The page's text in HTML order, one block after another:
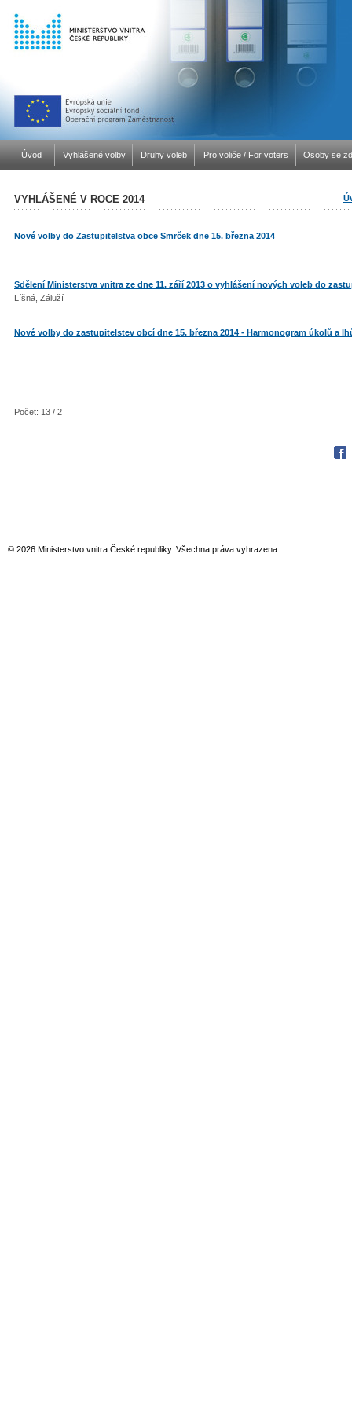
Úvod Vyhlášené volby Druhy voleb Pro voliče / For voters Osoby se
VYHLÁŠENÉ V ROCE 2014
Nové volby do Zastupitelstva obce Smrček dne 15. března 2014
Sdělení Ministerstva vnitra ze dne 11. září 2013 o vyhlášení nových voleb do
Líšná, Záluží
Nové volby do zastupitelstev obcí dne 15. března 2014 - Harmonogram úkolů a
Počet: 13 / 2
© 2026 Ministerstvo vnitra České republiky. Všechna práva vyhrazena.